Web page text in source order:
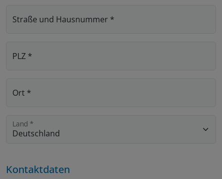
Straße und Hausnummer *
PLZ *
Ort *
Land *
Kontaktdaten